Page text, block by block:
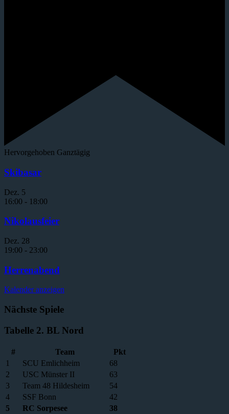
Hervorgehoben Ganztägig
Skibasar
Dez. 5
16:00 - 18:00
Nikolausfeier
Dez. 28
19:00 - 23:00
Herrenabend
Kalender anzeigen
Nächste Spiele
Tabelle 2. BL Nord
# Team
Pkt
1
SCU Emlichheim
68
2
USC Münster II
63
3
Team 48 Hildesheim
54
4
SSF Bonn
42
5
RC Sorpesee
38